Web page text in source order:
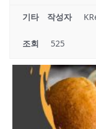
기타 작성자
조회 525